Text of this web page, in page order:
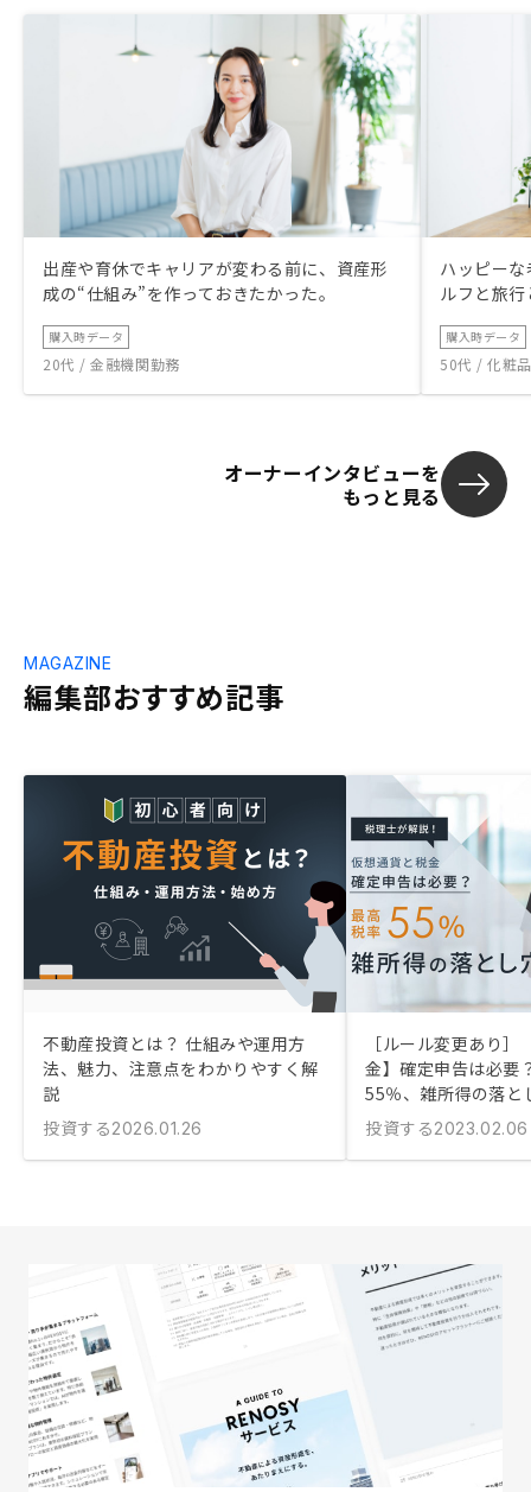
出産や育休でキャリアが変わる前に、資産形
成の“仕組み”を作っておきたかった。
購入時データ
20代 / 金融機関勤務
ハッピー
ルフと旅
購入時データ
50代 / 化粧
オーナーインタビューを
もっと見る
編集部おすすめ記事
MAGAZINE
不動産投資とは？ 仕組みや運用方
法、魅力、注意点をわかりやすく解
説
投資する2026.01.26
［ルール変更あり
金】確定申告は必要
55％、雑所得の落と
投資する2023.02.06